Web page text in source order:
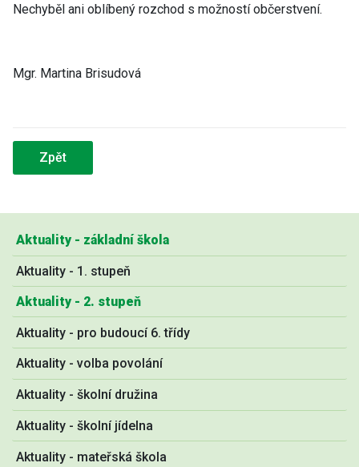
Aktuality - základní škola
Aktuality - 1. stupeň
Aktuality - 2. stupeň
Aktuality - pro budoucí 6. třídy
Aktuality - volba povolání
Aktuality - školní družina
Aktuality - školní jídelna
Aktuality - mateřská škola
Nechyběl ani oblíbený rozchod s možností občerstvení.
Mgr. Martina Brisudová
Zpět